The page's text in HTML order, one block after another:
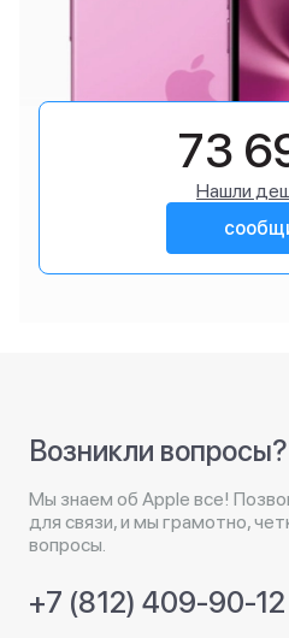
73
Нашли
Возникли вопросы?
Мы знаем об Apple все!
для связи, и мы грамотно,
вопросы.
+7 (812) 409-90-12